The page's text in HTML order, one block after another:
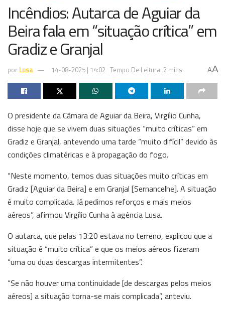
Incêndios: Autarca de Aguiar da
Beira fala em “situação crítica” em
Gradiz e Granjal
por Lusa 14-08-2025 | 14:02 Tempo De Leitura: 2 mins AA
O presidente da Câmara de Aguiar da Beira, Virgílio Cunha,
disse hoje que se vivem duas situações “muito críticas” em
Gradiz e Granjal, antevendo uma tarde “muito difícil” devido às
condições climatéricas e à propagação do fogo.
“Neste momento, temos duas situações muito críticas em
Gradiz [Aguiar da Beira] e em Granjal [Sernancelhe]. A situação
é muito complicada. Já pedimos reforços e mais meios
aéreos”, afirmou Virgílio Cunha à agência Lusa.
O autarca, que pelas 13:20 estava no terreno, explicou que a
situação é “muito crítica” e que os meios aéreos fizeram
“uma ou duas descargas intermitentes”.
“Se não houver uma continuidade [de descargas pelos meios
aéreos] a situação torna-se mais complicada”, anteviu.